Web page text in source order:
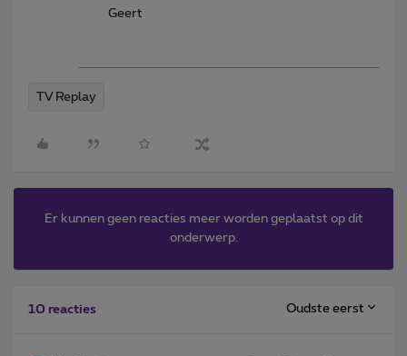
Geert
TV Replay
Er kunnen geen reacties meer worden geplaatst op dit
onderwerp.
10 reacties Oudste eerst